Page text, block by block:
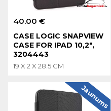
40.00 €
CASE LOGIC SNAPVIEW
CASE FOR IPAD 10,2",
3204443
19 X 2 X 28.5 CM
Jaunums